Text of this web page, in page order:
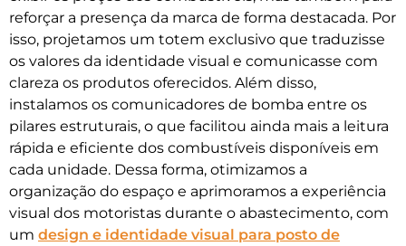
reforçar a presença da marca de forma destacada. Por
isso, projetamos um totem exclusivo que traduzisse
os valores da identidade visual e comunicasse com
clareza os produtos oferecidos. Além disso,
instalamos os comunicadores de bomba entre os
pilares estruturais, o que facilitou ainda mais a leitura
rápida e eficiente dos combustíveis disponíveis em
cada unidade. Dessa forma, otimizamos a
organização do espaço e aprimoramos a experiência
visual dos motoristas durante o abastecimento, com
um design e identidade visual para posto de